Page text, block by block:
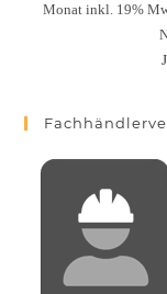
Monat inkl. 19%